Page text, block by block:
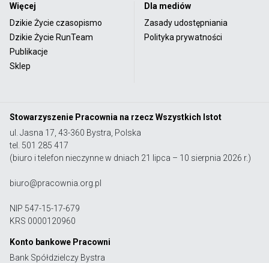
Więcej
Dzikie Życie czasopismo
Dzikie Życie RunTeam
Publikacje
Sklep
Dla mediów
Zasady udostępniania
Polityka prywatności
Stowarzyszenie Pracownia na rzecz Wszystkich Istot
ul. Jasna 17, 43-360 Bystra, Polska
tel. 501 285 417
(biuro i telefon nieczynne w dniach 21 lipca – 10 sierpnia 2026 r.)
biuro@pracownia.org.pl
NIP 547-15-17-679
KRS 0000120960
Konto bankowe Pracowni
Bank Spółdzielczy Bystra